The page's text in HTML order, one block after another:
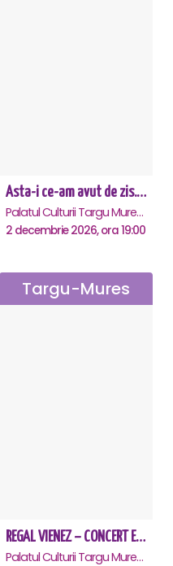
Asta-i ce-am avut de zis... - Horațiu Mălăele & Nicu Alifantis - Targu Mures
Palatul Culturii Targu Mures, Targu-Mures
2 decembrie 2026, ora 19:00
Targu-Mures
REGAL VIENEZ – CONCERT EXTRAORDINAR DE CRACIUN - Targu Mures
Palatul Culturii Targu Mures, Targu-Mures